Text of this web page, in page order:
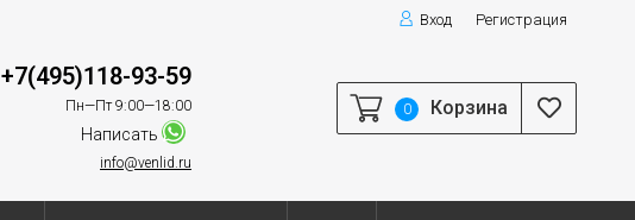
Вход Регистрация
+7(495)118-93-59
Пн—Пт 9:00—18:00
Написать
info@venlid.ru
0 Корзина